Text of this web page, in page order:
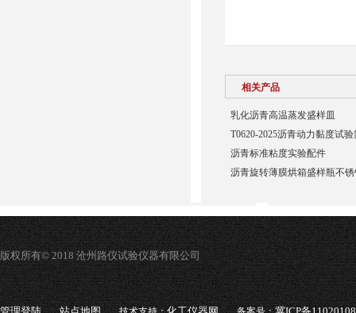
相关产品
乳化沥青高温蒸发盛样皿
T0620-2025沥青动力黏度试
沥青标准粘度实验配件
沥青旋转薄膜烘箱盛样瓶不
版权所有© 2018 沧州路仪试验仪器有限公司